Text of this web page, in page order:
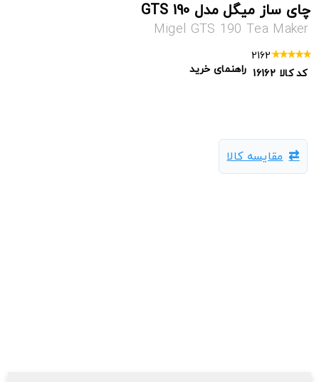
چای ساز میگل مدل GTS 190
Migel GTS 190 Tea Maker
2162
کد کالا 16162 راهنمای خرید
مقایسه کالا